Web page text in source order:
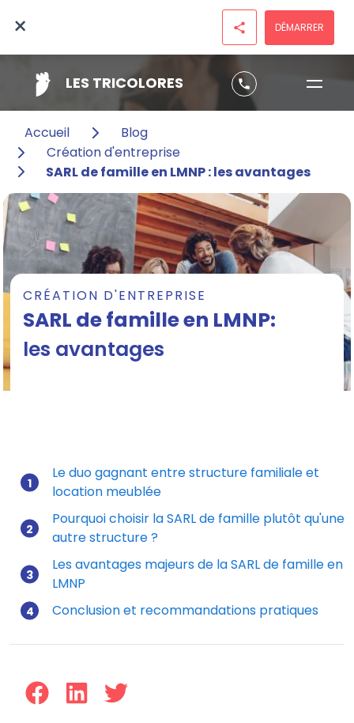
LES TRICOLORES phone
× share DÉMARRER
Accueil
Blog
Création d'entreprise
SARL de famille en LMNP : les avantages
CRÉATION D'ENTREPRISE
SARL de famille en LMNP:
les avantages
Mis à jour le 27/11/2025
Le duo gagnant entre structure familiale et
location meublée
Pourquoi choisir la SARL de famille plutôt qu'une
autre structure ?
Les avantages majeurs de la SARL de famille en
LMNP
Conclusion et recommandations pratiques